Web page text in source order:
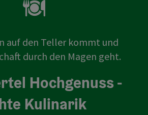
auf den Teller kommt und
durch den Magen geht.
Hochgenuss -
Kulinarik